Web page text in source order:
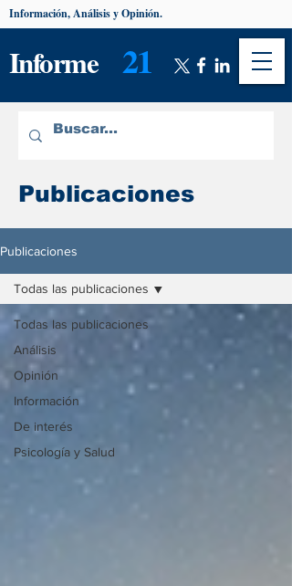
Informe 21
Información, Análisis y Opinión.
Publicaciones
Publicaciones
Todas las publicaciones
Análisis
Opinión
Información
De interés
Psicología y Salud
Todas las publicaciones